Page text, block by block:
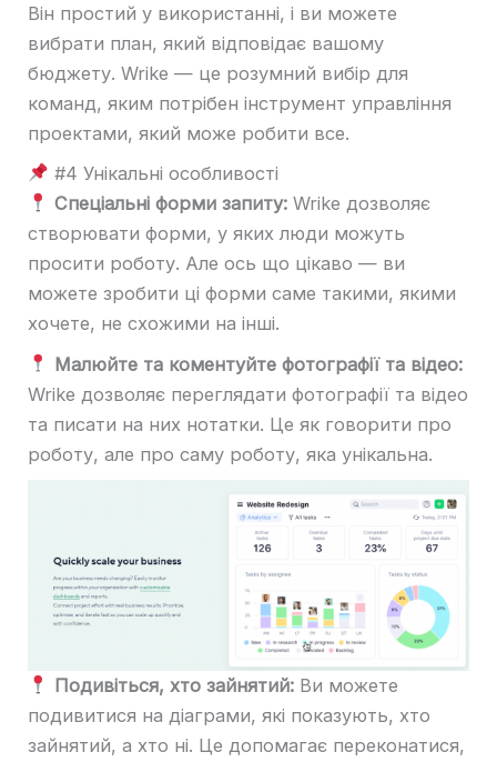
Він простий у використанні, і ви можете
вибрати план, який відповідає вашому
бюджету. Wrike — це розумний вибір для
команд, яким потрібен інструмент управління
проектами, який може робити все.
#4 Унікальні особливості
Спеціальні форми запиту:Wrike дозволяє
створювати форми, у яких люди можуть
просити роботу. Але ось що цікаво — ви
можете зробити ці форми саме такими, якими
хочете, не схожими на інші.
Малюйте та коментуйте фотографії та відео:
Wrike дозволяє переглядати фотографії та відео
та писати на них нотатки. Це як говорити про
роботу, але про саму роботу, яка унікальна.
Подивіться, хто зайнятий:Ви можете
подивитися на діаграми, які показують, хто
зайнятий, а хто ні. Це допомагає переконатися,